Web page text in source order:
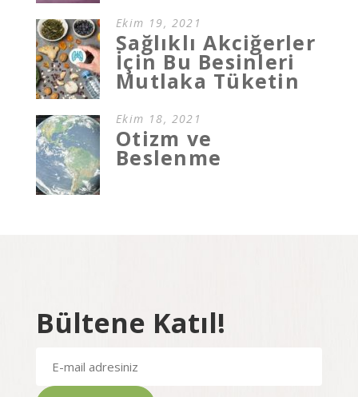
Ekim 19, 2021
Sağlıklı Akciğerler
İçin Bu Besinleri
Mutlaka Tüketin
Ekim 18, 2021
Otizm ve
Beslenme
Bültene Katıl!